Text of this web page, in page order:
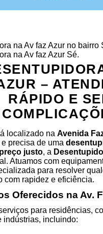
na Av faz Azur no bairro
na Av faz Azur Sé.
–
RÁPIDO E
localizado naAvenida
e precisa de uma
justo, a
Atuamos com
para resolver
com rapidez e eficiência.
Oferecidos na Av.
para residências,
indústrias, incluindo: